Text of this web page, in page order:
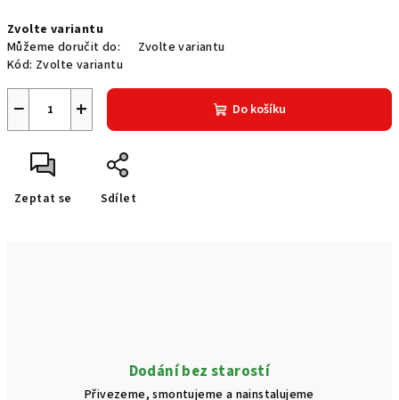
cena:
Zvolte variantu
Můžeme doručit do:
Zvolte variantu
Kód: Zvolte variantu
+
− Do košíku
Zeptat se Sdílet
Dodání bez starostí
Přivezeme, smontujeme a nainstalujeme